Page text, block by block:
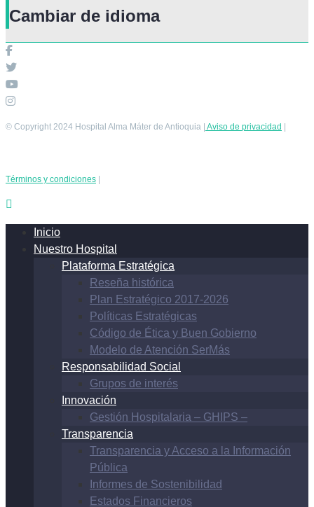
Cambiar de idioma
© Copyright 2024 Hospital Alma Máter de Antioquia | Aviso de privacidad
Términos y condiciones
Inicio
Nuestro Hospital
Plataforma Estratégica
Reseña histórica
Plan Estratégico 2017-2026
Políticas Estratégicas
Código de Ética y Buen Gobierno
Modelo de Atención SerMás
Responsabilidad Social
Grupos de interés
Innovación
Gestión Hospitalaria – GHIPS –
Transparencia
Transparencia y Acceso a la Información
Pública
Informes de Sostenibilidad
Estados Financieros